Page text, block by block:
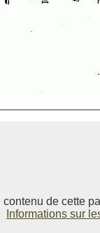
contenu de cette
Informations sur